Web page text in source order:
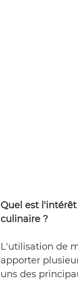
Quel est
culinaire ?
L'utilisation de
apporter
uns des